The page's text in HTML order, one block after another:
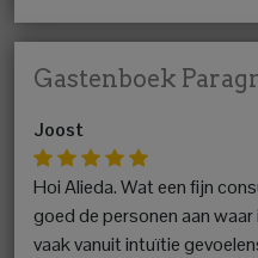
Gastenboek
Joost
Hoi Alieda. Wat een fijn
goed de personen aan
vaak vanuit intuïtie